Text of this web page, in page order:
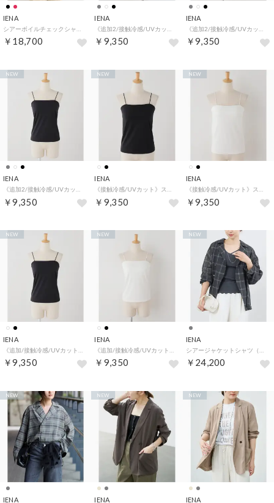
IENA
￥18,700
IENA
￥9,350
IENA
￥9,350
IENA
￥9,350
NEW
IENA
￥9,350
NEW
IENA
￥9,350
NEW
IENA
￥9,350
NEW
IENA
￥9,350
NEW
IENA
￥24,200
NEW
IENA
NEW
IENA
NEW
IENA
NEW